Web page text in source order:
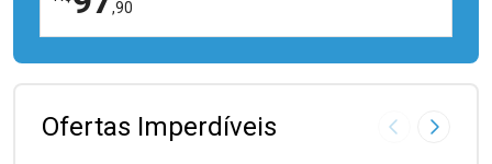
,90
FECHAR
FECHAR
Ofertas Imperdíveis Imagem